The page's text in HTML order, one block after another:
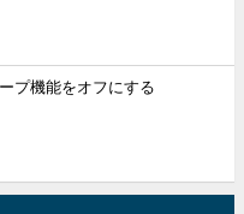
プ機能をオフにする